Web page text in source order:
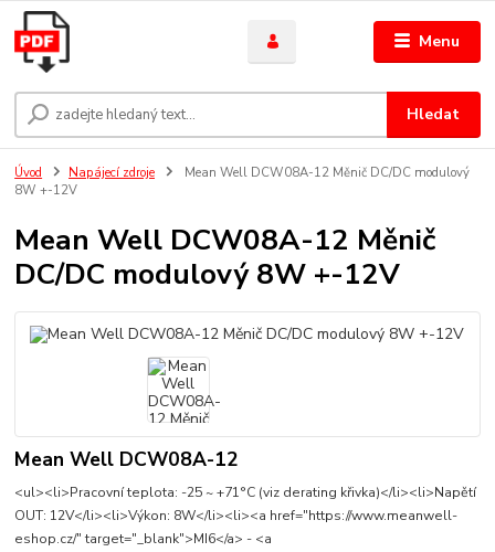
Menu
Hledat
Úvod Napájecí zdroje
Mean Well DCW08A-12 Měnič DC/DC modulový
8W +-12V
Mean Well DCW08A-12 Měnič
DC/DC modulový 8W +-12V
Mean Well DCW08A-12
<ul><li>Pracovní teplota: -25 ~ +71°C (viz derating křivka)</li><li>Napětí
OUT: 12V</li><li>Výkon: 8W</li><li><a href="https://www.meanwell-
eshop.cz/" target="_blank">MI6</a> - <a